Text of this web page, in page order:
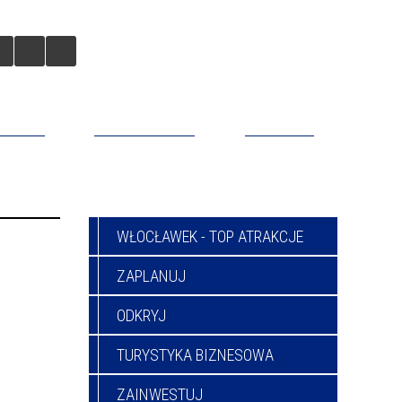
WŁOCŁAWEK - TOP ATRAKCJE
ZAPLANUJ
ODKRYJ
TURYSTYKA BIZNESOWA
ZAINWESTUJ